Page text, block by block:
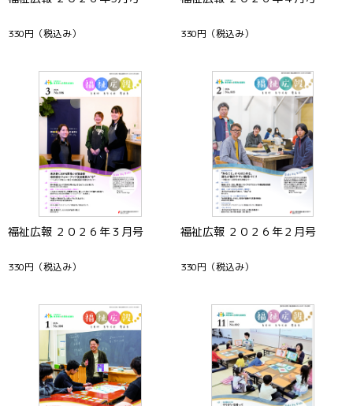
330円 （税込み） 330円 （税込み）
福祉広報 ２０２６年３月号
330円 （税込み）
福祉広報 ２０２６年２月号
330円 （税込み）